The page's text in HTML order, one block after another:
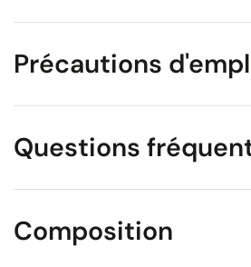
Précautions
Questions
Composition